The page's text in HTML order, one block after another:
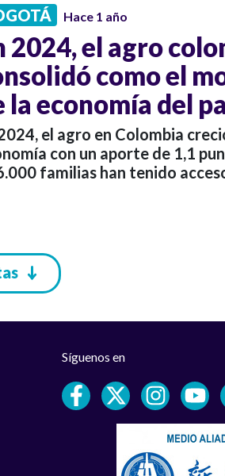
Hace 1 año
2024, el agro
como el
la economía del
el agro en Colombia
con un aporte de 1,1
familias han tenido
Síguenos en